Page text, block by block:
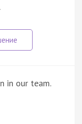
in our team.